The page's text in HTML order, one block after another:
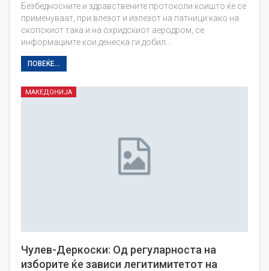
Безбедносните и здравствените протоколи коишто ќе се
применуваат, при влезот и излезот на патници како на
скопскиот така и на охридскиот аеродром, се
информациите кои денеска ги добил…
ПОВЕЌЕ...
МАКЕДОНИЈА
Чулев-Деркоски: Од регуларноста на
изборите ќе зависи легитимитетот на